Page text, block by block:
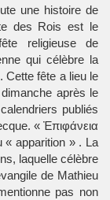
une histoire de
des Rois est le
religieuse de
qui célèbre la
Cette fête a lieu le
après le
publiés
« Ἐπιφάνεια
« apparition » . La
laquelle célèbre
de Mathieu
pas non